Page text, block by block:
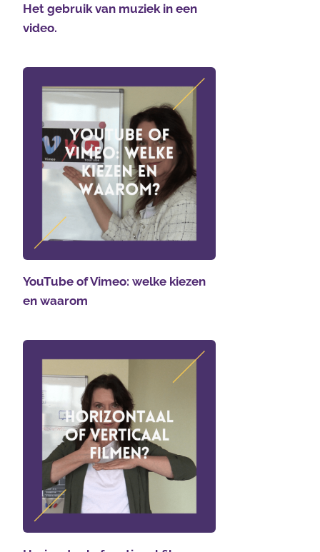
Het gebruik van muziek in een
video.
YouTube of Vimeo: welke kiezen
en waarom